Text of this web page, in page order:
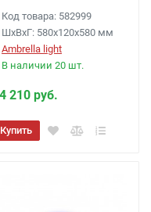
Код товара: 582999
ШхВхГ: 580x120x580 мм
Ambrella light
В наличии 20 шт.
210 руб.
Купить